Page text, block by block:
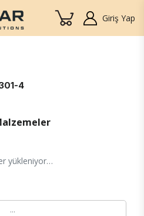
Giriş Yap
4
yükleniyor…
…